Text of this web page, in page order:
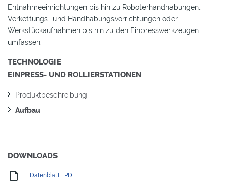
Entnahmeeinrichtungen bis hin zu Roboterhandhabungen,
Verkettungs- und Handhabungsvorrichtungen oder
Werkstückaufnahmen bis hin zu den Einpresswerkzeugen
umfassen.
TECHNOLOGIE
EINPRESS- UND ROLLIERSTATIONEN
Produktbeschreibung
Aufbau
DOWNLOADS
Datenblatt | PDF